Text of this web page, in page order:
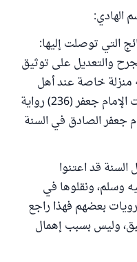
الهادي:
التي توصلت إليها:
والتعديل على توثيق
منزلة خاصة عند أهل
السنة والجماعة... وقد بلغت مرويات الإمام جعفر (236) رواية
جعفر الصادق في السنة
قد اعتنوا
وسلم، ونقلوها في
بعضهم فهذا راجع
وليس بسبب إهمال